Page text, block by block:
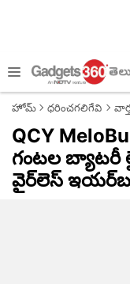
హోమ్ ధరించగలిగేవి
QCY
గంటల బ్యాటరీ
వైర్‌లెస్